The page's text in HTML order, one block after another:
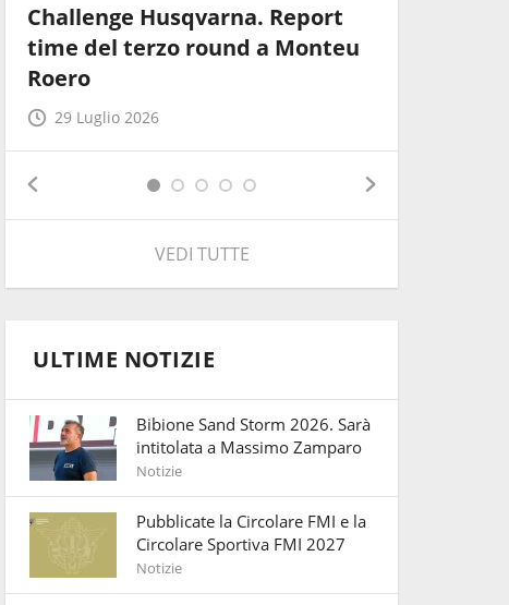
Challenge Husqvarna. Report
time del terzo round a Monteu
Roero
29 Luglio 2026
VEDI TUTTE
ULTIME NOTIZIE
Bibione Sand Storm 2026. Sarà
intitolata a Massimo Zamparo
Notizie
Pubblicate la Circolare FMI e la
Circolare Sportiva FMI 2027
Notizie